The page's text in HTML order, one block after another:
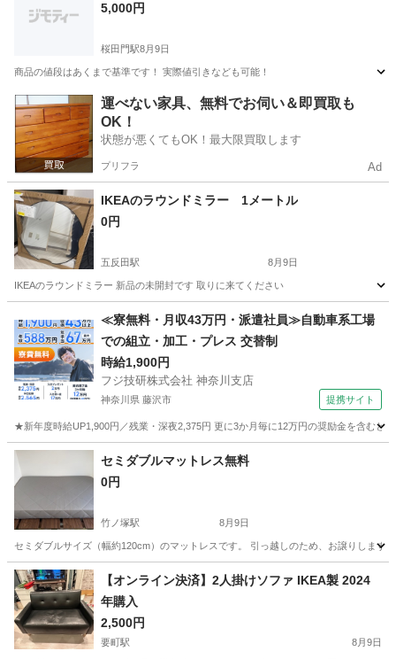
5,000円
桜田門駅8月9日
商品の値段はあくまで基準です！ 実際値引きなども可能！
東京 千代田区 桜田門駅 ベッド ソファー
運べない家具、無料でお伺い＆即買取も
OK！
状態が悪くてもOK！最大限買取します
プリフラ Ad
IKEAのラウンドミラー 1メートル
0円
五反田駅 8月9日
IKEAのラウンドミラー 新品の未開封です 取りに来てください
五反田駅 ミラー/鏡 ミラー
≪寮無料・月収43万円・派遣社員≫自動車系工場
での組立・加工・プレス 交替制
時給1,900円
フジ技研株式会社 神奈川支店
神奈川県 藤沢市 提携サイト
★新年度時給UP1,900円／残業・深夜2,375円 更に3か月毎に12万円の奨励金を含む
神奈川 藤沢市 その他
セミダブルマットレス無料
0円
竹ノ塚駅 8月9日
セミダブルサイズ（幅約120cm）のマットレスです。 引っ越しのため、お譲りしま
東京 足立区 竹ノ塚駅 寝具 セミダブル
【オンライン決済】2人掛けソファ IKEA製 2024
年購入
2,500円
要町駅 8月9日